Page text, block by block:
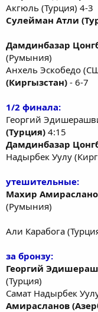
Акгюль (Турция) 4-3
Сулейман Атли
Дамдинбазар
(Румыния)
Анхель Эскобедо
(Киргызстан) - 6-7
1/2 финала:
Георгий
(Турция) 4:15
Дамдинбазар
Надырбек Уулу
утешительные:
Махир
(Румыния)
Али Карабога
за бронзу:
Георгий
(Турция)
Самат Надырбек
Амирасланов